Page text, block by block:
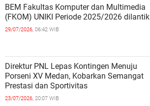
BEM Fakultas Komputer dan Multimedia
(FKOM) UNIKI Periode 2025/2026 dilantik
29/07/2026, 06:42 WIB
Direktur PNL Lepas Kontingen Menuju
Porseni XV Medan, Kobarkan Semangat
Prestasi dan Sportivitas
23/07/2026, 20:07 WIB